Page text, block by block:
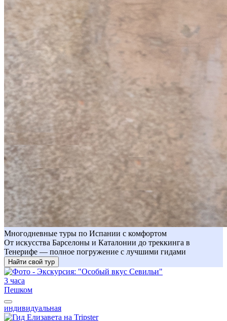
Многодневные туры по Испании с комфортом
От искусства Барселоны и Каталонии до треккинга в
Тенерифе — полное погружение с лучшими гидами
Найти свой тур
3 часа
Пешком
индивидуальная